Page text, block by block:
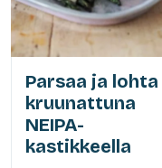
Parsaa ja lohta
kruunattuna
NEIPA-
kastikkeella